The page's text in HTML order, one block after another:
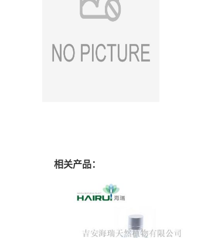
相关产品：